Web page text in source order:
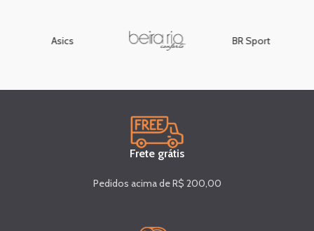
Asics BR Sport
Frete grátis
Pedidos acima de R$ 200,00